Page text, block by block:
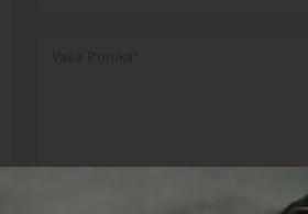
Pre slanja komentara, molimo vas da se
pravilima komentarisanja i pravilima